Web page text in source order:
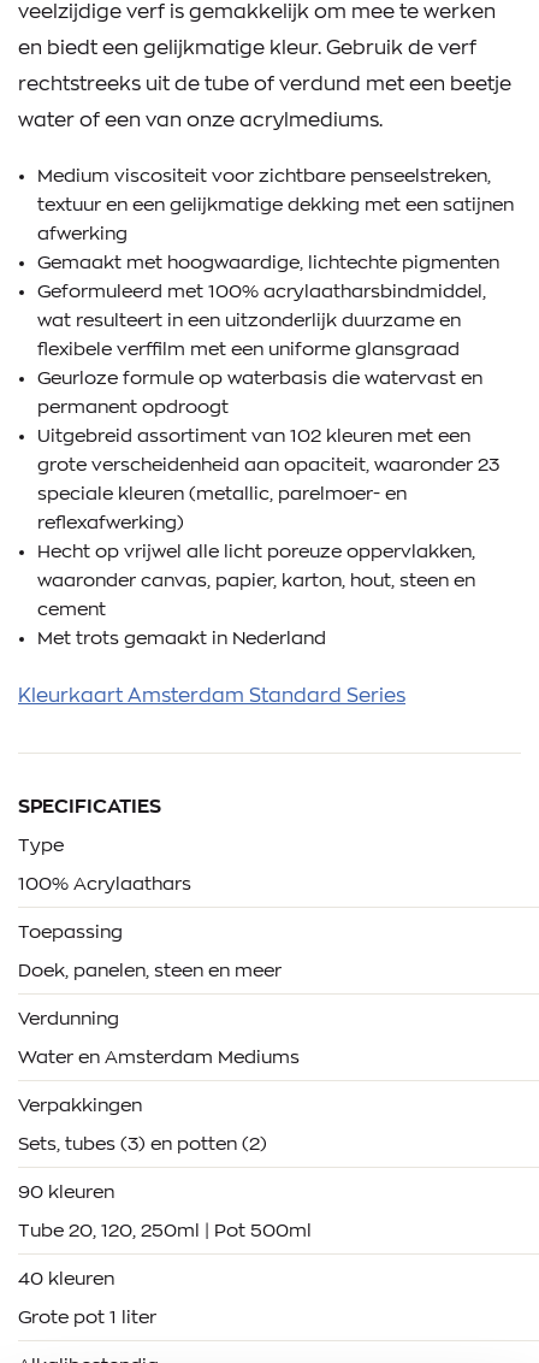
veelzijdige verf is gemakkelijk om mee te werken
en biedt een gelijkmatige kleur. Gebruik de verf
rechtstreeks uit de tube of verdund met een beetje
water of een van onze acrylmediums.
Medium viscositeit voor zichtbare penseelstreken,
textuur en een gelijkmatige dekking met een satijnen
afwerking
Gemaakt met hoogwaardige, lichtechte pigmenten
Geformuleerd met 100% acrylaatharsbindmiddel,
wat resulteert in een uitzonderlijk duurzame en
flexibele verffilm met een uniforme glansgraad
Geurloze formule op waterbasis die watervast en
permanent opdroogt
Uitgebreid assortiment van 102 kleuren met een
grote verscheidenheid aan opaciteit, waaronder 23
speciale kleuren (metallic, parelmoer- en
reflexafwerking)
Hecht op vrijwel alle licht poreuze oppervlakken,
waaronder canvas, papier, karton, hout, steen en
cement
Met trots gemaakt in Nederland
Kleurkaart Amsterdam Standard Series
SPECIFICATIES
Type
100% Acrylaathars
Toepassing
Doek, panelen, steen en meer
Verdunning
Water en Amsterdam Mediums
Verpakkingen
Sets, tubes (3) en potten (2)
90 kleuren
Tube 20, 120, 250ml | Pot 500ml
40 kleuren
Grote pot 1 liter